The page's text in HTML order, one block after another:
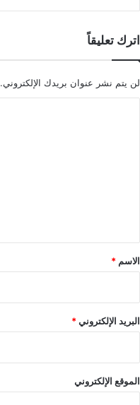
اترك تعليقاً
لن يتم نشر عنوان بريدك الإلكتروني.
*
الاسم *
البريد الإلكتروني*
الموقع الإلكتروني